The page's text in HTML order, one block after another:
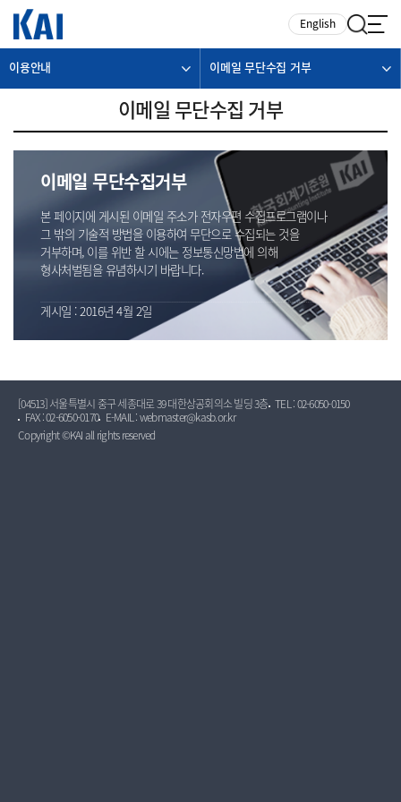
English
이용안내 이메일 무단수집 거부
이메일 무단수집 거부
이메일 무단수집거부
본 페이지에 게시된 이메일 주소가 전자우편 수집프로그램이나
그 밖의 기술적 방법을 이용하여 무단으로 수집되는 것을
거부하며, 이를 위반 할 시에는 정보통신망법에 의해
형사처벌됨을 유념하시기 바랍니다.
게시일 : 2016년 4월 2일
[04513] 서울특별시 중구 세종대로 39 대한상공회의소 빌딩 3층 TEL : 02-6050-0150
FAX : 02-6050-0170
E-MAIL : webmaster@kasb.or.kr
Copyright ©KAI all rights reserved